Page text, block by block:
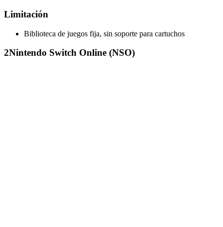
Limitación
Biblioteca de juegos fija, sin soporte para cartuchos
2Nintendo Switch Online (NSO)